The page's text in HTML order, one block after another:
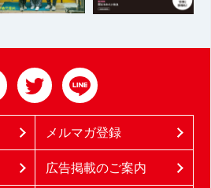
メルマガ登録
広告掲載のご案内